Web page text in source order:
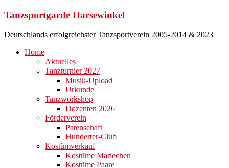
Zum
springen
Tanzsportgarde Harsewinkel
Deutschlands erfolgreichster Tanzsportverein 2005-2014 & 2023
Menü
Home
Aktuelles
Tanzturnier 2027
Musik-Upload
Urkunde
Tanzworkshop
Dozenten 2026
Förderverein
Patenschaft
Hunderter-Club
Kostümverkauf
Kostüme Mariechen
Kostüme Paare